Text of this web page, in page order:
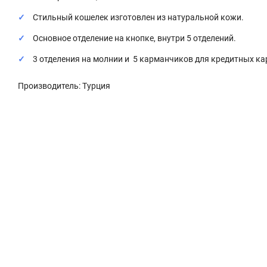
Стильный кошелек изготовлен из натуральной кожи.
Основное отделение на кнопке, внутри 5 отделений.
3 отделения на молнии и 5 карманчиков для кредитных
Производитель: Турция